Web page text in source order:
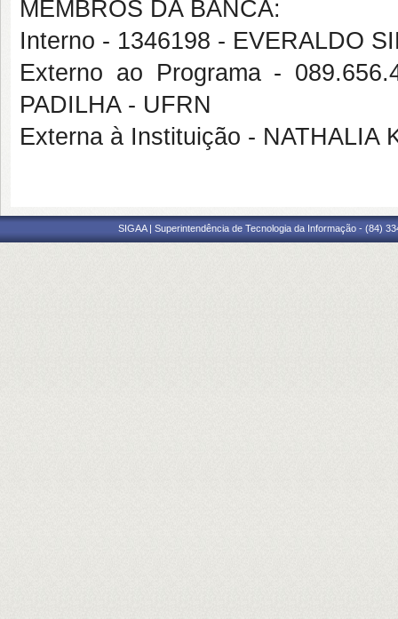
MEMBROS DA BANCA:
Interno - 1346198 - EVERALDO
Externo ao Programa -
PADILHA - UFRN
Externa à Instituição - NATHALIA
SIGAA | Superintendência de Tecnologia da Informação - (84)